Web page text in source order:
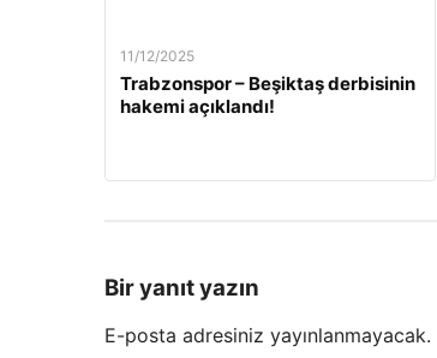
11/12/2025
Trabzonspor – Beşiktaş derbisinin
hakemi açıklandı!
Bir yanıt yazın
E-posta adresiniz yayınlanmayacak.